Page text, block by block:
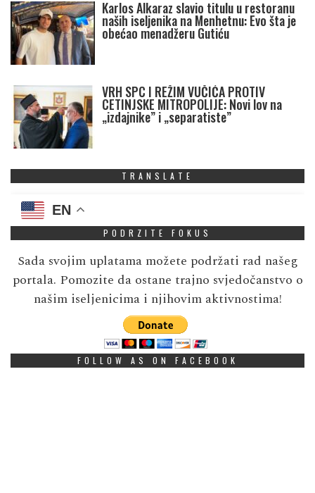
Karlos Alkaraz slavio titulu u restoranu
naših iseljenika na Menhetnu: Evo šta je
obećao menadžeru Gutiću
VRH SPC I REŽIM VUČIĆA PROTIV
CETINJSKE MITROPOLIJE: Novi lov na
„izdajnike” i „separatiste”
TRANSLATE
EN
PODRZITE FOKUS
Sada svojim uplatama možete podržati rad našeg
portala. Pomozite da ostane trajno svjedočanstvo o
našim iseljenicima i njihovim aktivnostima!
FOLLOW AS ON FACEBOOK